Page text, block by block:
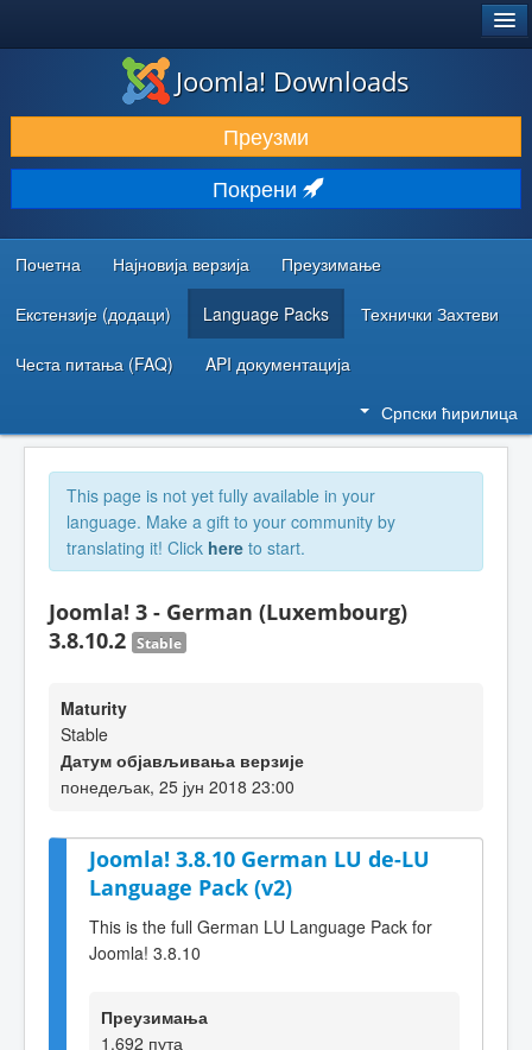
ПРЕУЗИМАЊЕ И ПРОШИРЕЊА (ЕКСТЕНЗИЈЕ)
ОТКРИЈТЕ И НАУЧИТЕ
ЗАЈЕДНИЦА И ПОДРШКА
РЕСУРСИ ЗА РАЗВОЈ
Joomla! Downloads
Преузми
Покрени
Почетна Најновија верзија Преузимање
Екстензије (додаци) Language Packs Технички Захтеви
Честа питања (FAQ) API документација
Српски ћирилица
This page is not yet fully available in your
language. Make a gift to your community by
translating it! Click here to start.
Joomla! 3 - German (Luxembourg)
3.8.10.2 Stable
Maturity
Stable
Датум објављивања верзије
понедељак, 25 јун 2018 23:00
Joomla! 3.8.10 German LU de-LU
Language Pack (v2)
This is the full German LU Language Pack for
Joomla! 3.8.10
Преузимања
1.692 пута